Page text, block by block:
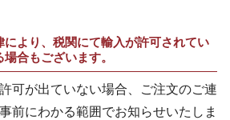
により、税関にて輸入が許可されてい
合もございます。
可が出ていない場合、ご注文のご連
前にわかる範囲でお知らせいたしま